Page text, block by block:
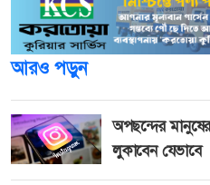
আরও পড়ুন
অপছন্দের
লুকাবেন যেভাবে